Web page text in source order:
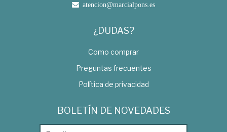
atencion@marcialpons.es
¿DUDAS?
Como comprar
Preguntas frecuentes
Política de privacidad
BOLETÍN DE NOVEDADES